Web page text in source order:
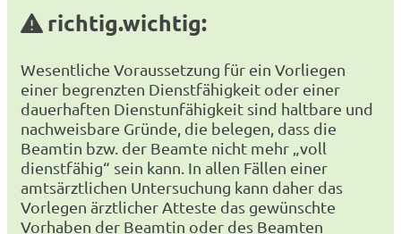
richtig.wichtig:
Wesentliche Voraussetzung für ein Vorliegen
einer begrenzten Dienstfähigkeit oder einer
dauerhaften Dienstunfähigkeit sind haltbare und
nachweisbare Gründe, die belegen, dass die
Beamtin bzw. der Beamte nicht mehr „voll
dienstfähig“ sein kann. In allen Fällen einer
amtsärztlichen Untersuchung kann daher das
Vorlegen ärztlicher Atteste das gewünschte
Vorhaben der Beamtin oder des Beamten